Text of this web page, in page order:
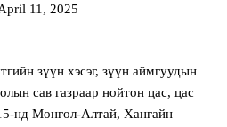
11, 2025
зүүн хэсэг, зүүн аймгуудын
сав газраар нойтон цас, цас
нд Монгол-Алтай, Хангайн